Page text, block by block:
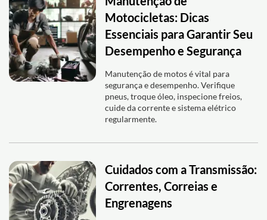
Motocicletas: Dicas
Essenciais para Garantir Seu
Desempenho e Segurança
Manutenção de motos é vital para
segurança e desempenho. Verifique
pneus, troque óleo, inspecione freios,
cuide da corrente e sistema elétrico
regularmente.
Cuidados com a Transmissão:
Correntes, Correias e
Engrenagens